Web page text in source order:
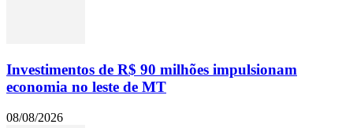
Investimentos de R$ 90 milhões impulsionam
economia no leste de MT
08/08/2026